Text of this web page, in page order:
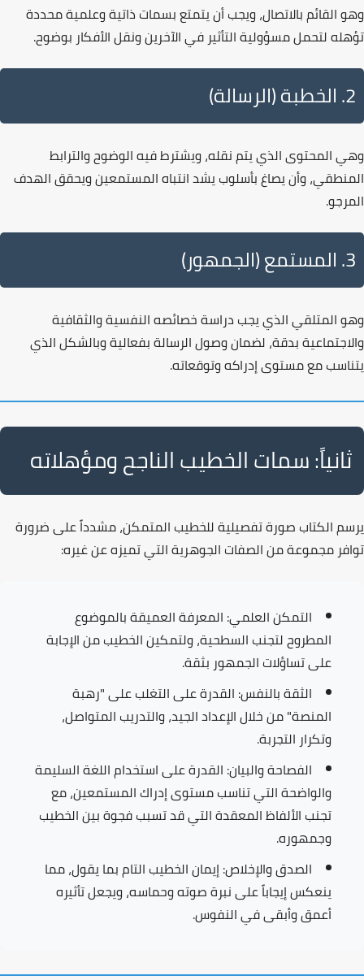
وهوالقائم بالاتصال، ويجب أن يتمتع بسمات ذاتية وعلمية محددة
تؤهله لتحمل مسؤولية التأثير في الآخرين ونقل الأفكار بوضوح.
2. الخطبة (الرسالة)
وهيالمحتوىالذي يتم نقله، ويشترط فيه الوضوح والترابط
المنطقي، وأن يصاغ بأسلوب يشد انتباه المستمعين ويحقق الهدف
المرجو.
3. المستمع (الجمهور)
وهوالمتلقيالذي يجب دراسة خصائصه النفسية والثقافية
والاجتماعية بدقة، لضمان وصول الرسالة بفعالية وبالشكل الذي
يتناسب مع مستوى إدراكه وتوقعاته.
ثانياً: سمات الخطيب الناجح ومؤهلاته
يرسم الكتاب صورة تفصيلية للخطيب المتمكن، مشدداً على ضرورة
توافر مجموعة من الصفات الجوهرية التي تميزه عن غيره:
التمكن العلمي: المعرفة العميقة بالموضوع
المطروح لتجنب السطحية، ولتمكين الخطيب من الإجابة
على تساؤلات الجمهور بثقة.
الثقة بالنفس: القدرة على التغلب على "رهبة
المنصة" من خلال الإعداد الجيد، والتدريب المتواصل،
وتكرار التجربة.
الفصاحة والبيان: القدرة على استخدام اللغة السليمة
والواضحة التي تناسب مستوى إدراك المستمعين، مع
تجنب الألفاظ المعقدة التي قد تسبب فجوة بين الخطيب
وجمهوره.
الصدق والإخلاص:إيمان الخطيب التام بما يقول، مما
ينعكس إيجاباً على نبرة صوته وحماسه، ويجعل تأثيره
أعمق وأبقى في النفوس.